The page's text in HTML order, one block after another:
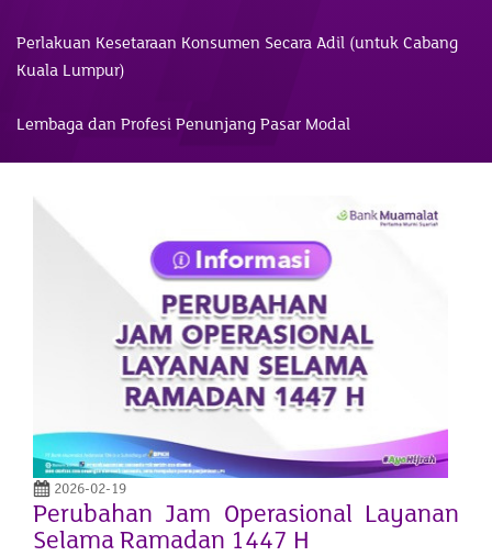
Perlakuan Kesetaraan Konsumen Secara Adil (untuk Cabang
Kuala Lumpur)
Lembaga dan Profesi Penunjang Pasar Modal
2026-02-19
Perubahan Jam Operasional Layanan
Selama Ramadan 1447 H